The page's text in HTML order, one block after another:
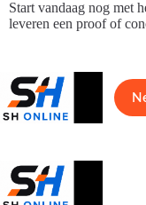
Ga
naar
Start vandaag nog met
leveren een proof of